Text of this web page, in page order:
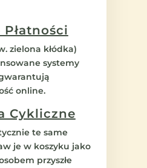
zielona kłódka)
systemy
online.
Cykliczne
te same
je w koszyku jako
przyszłe